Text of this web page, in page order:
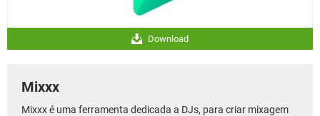
Download
Mixxx
Mixxx é uma ferramenta dedicada a DJs, para criar mixagem